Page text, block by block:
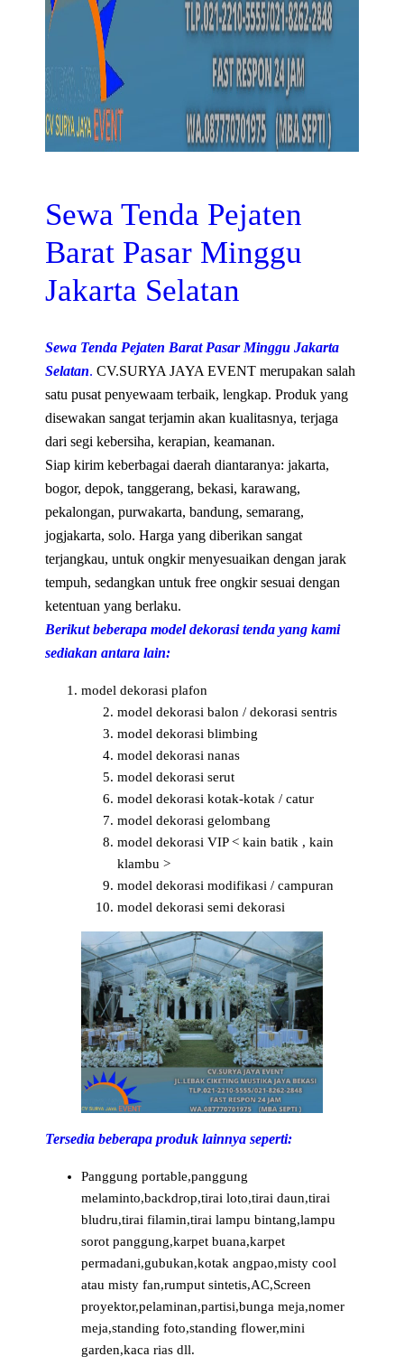
Sewa Tenda Pejaten
Barat Pasar Minggu
Jakarta Selatan
Sewa Tenda Pejaten Barat Pasar Minggu Jakarta
Selatan. CV.SURYA JAYA EVENT merupakan salah
satu pusat penyewaam terbaik, lengkap. Produk yang
disewakan sangat terjamin akan kualitasnya, terjaga
dari segi kebersiha, kerapian, keamanan.
Siap kirim keberbagai daerah diantaranya: jakarta,
bogor, depok, tanggerang, bekasi, karawang,
pekalongan, purwakarta, bandung, semarang,
jogjakarta, solo. Harga yang diberikan sangat
terjangkau, untuk ongkir menyesuaikan dengan jarak
tempuh, sedangkan untuk free ongkir sesuai dengan
ketentuan yang berlaku.
Berikut beberapa model dekorasi tenda yang kami
sediakan antara lain:
model dekorasi plafon
model dekorasi balon / dekorasi sentris
model dekorasi blimbing
model dekorasi nanas
model dekorasi serut
model dekorasi kotak-kotak / catur
model dekorasi gelombang
model dekorasi VIP < kain batik , kain
klambu >
model dekorasi modifikasi / campuran
model dekorasi semi dekorasi
Tersedia beberapa produk lainnya seperti:
Panggung portable,panggung
melaminto,backdrop,tirai loto,tirai daun,tirai
bludru,tirai filamin,tirai lampu bintang,lampu
sorot panggung,karpet buana,karpet
permadani,gubukan,kotak angpao,misty cool
atau misty fan,rumput sintetis,AC,Screen
proyektor,pelaminan,partisi,bunga meja,nomer
meja,standing foto,standing flower,mini
garden,kaca rias dll.